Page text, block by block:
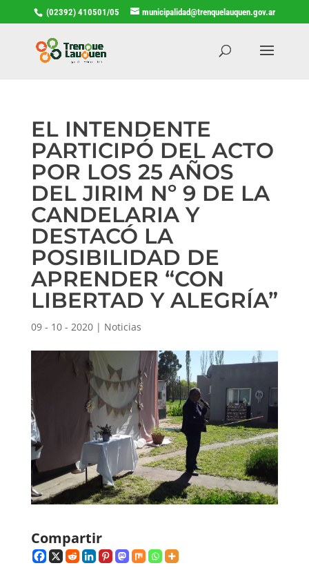
(02392) 410501/05 municipalidad@trenquelauquen.gov.ar
EL INTENDENTE
PARTICIPÓ DEL ACTO
POR LOS 25 AÑOS
DEL JIRIM Nº 9 DE LA
CANDELARIA Y
DESTACÓ LA
POSIBILIDAD DE
APRENDER “CON
LIBERTAD Y ALEGRÍA”
09 - 10 - 2020| Noticias
Compartir